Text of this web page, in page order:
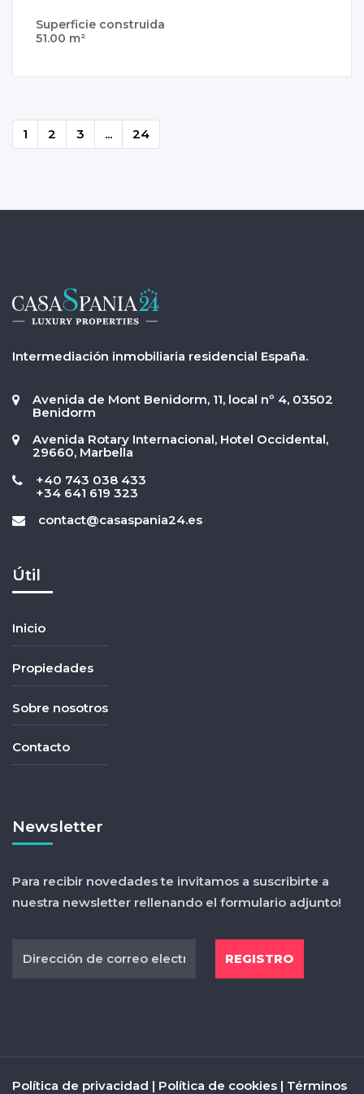
Superficie construida
51.00 m²
1 2 3 ... 24
Intermediación inmobiliaria residencial España.
Avenida de Mont Benidorm, 11, local nº 4, 03502
Benidorm
Avenida Rotary Internacional, Hotel Occidental,
29660, Marbella
+40 743 038 433
+34 641 619 323
contact@casaspania24.es
Útil
Inicio
Propiedades
Sobre nosotros
Contacto
Newsletter
Para recibir novedades te invitamos a suscribirte a
nuestra newsletter rellenando el formulario adjunto!
Política de privacidad | Política de cookies | Términos